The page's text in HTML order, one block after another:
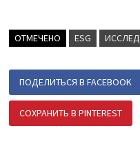
ОТМЕЧЕНО ESG
ПОДЕЛИТЬСЯ В FACEBOOK
СОХРАНИТЬ В PINTEREST